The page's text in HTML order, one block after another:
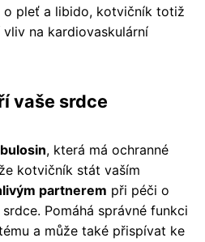
o pleť a libido, kotvičník totiž
na kardiovaskulární
vaše srdce
, která má ochranné
kotvičník stát vaším
partnerem při péči o
Pomáhá správné funkci
a může také přispívat ke